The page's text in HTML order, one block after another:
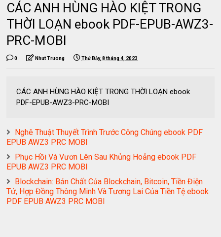
CÁC ANH HÙNG HÀO KIỆT TRONG
THỜI LOẠN ebook PDF-EPUB-AWZ3-
PRC-MOBI
0 Nhut Truong Thứ Bảy, 8 tháng 4, 2023
CÁC ANH HÙNG HÀO KIỆT TRONG THỜI LOẠN ebook
PDF-EPUB-AWZ3-PRC-MOBI
Nghê Thuật Thuyết Trình Trước Công Chúng ebook PDF
EPUB AWZ3 PRC MOBI
Phục Hồi Và Vươn Lên Sau Khủng Hoảng ebook PDF
EPUB AWZ3 PRC MOBI
Blockchain: Bản Chất Của Blockchain, Bitcoin, Tiền Điện
Tử, Hợp Đồng Thông Minh Và Tương Lai Của Tiền Tệ ebook
PDF EPUB AWZ3 PRC MOBI